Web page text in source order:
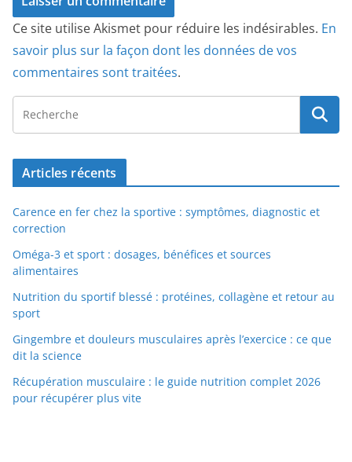
Ce site utilise Akismet pour réduire les indésirables. En
savoir plus sur la façon dont les données de vos
commentaires sont traitées.
Articles récents
Carence en fer chez la sportive : symptômes, diagnostic et
correction
Oméga-3 et sport : dosages, bénéfices et sources
alimentaires
Nutrition du sportif blessé : protéines, collagène et retour au
sport
Gingembre et douleurs musculaires après l’exercice : ce que
dit la science
Récupération musculaire : le guide nutrition complet 2026
pour récupérer plus vite